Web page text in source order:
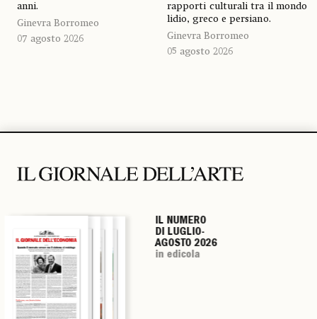
anni.
Ginevra Borromeo
07 agosto 2026
rapporti culturali tra il mondo
lidio, greco e persiano.
Ginevra Borromeo
05 agosto 2026
IL NUMERO
DI LUGLIO-
AGOSTO 2026
in edicola
IL NUMERO
DI LUGLIO-
AGOSTO 2026
in edicola
IL NUMERO
DI LUGLIO-
AGOSTO 2026
in edicola
IL NUMERO
DI LUGLIO-
AGOSTO 2026
in edicola